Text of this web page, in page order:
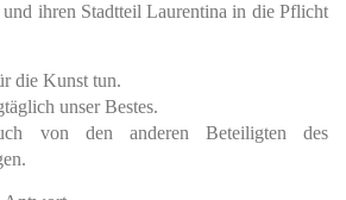
ihren Stadtteil Laurentina in die Pflicht
die Kunst tun.
unser Bestes.
von den anderen Beteiligten des